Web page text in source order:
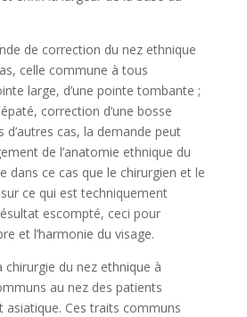
de correction du nez ethnique
celle commune à tous
large, d’une pointe tombante ;
correction d’une bosse
d’autres cas, la demande peut
de l’anatomie ethnique du
dans ce cas que le chirurgien et le
ce qui est techniquement
escompté, ceci pour
et l’harmonie du visage.
du nez ethnique à
au nez des patients
asiatique. Ces traits communs